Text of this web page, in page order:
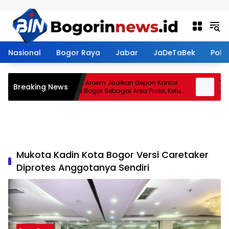
Nasional Bogor Raya Jabar JaDeTaBek
Breaking NewsRestoran Aroem Jadikan depan Kantor
PWI Kota Bogor Sebagai Area Parkir, Ketua
PWI Dilarang Parkir
Mukota Kadin Kota Bogor Versi Caretaker
Diprotes Anggotanya Sendiri